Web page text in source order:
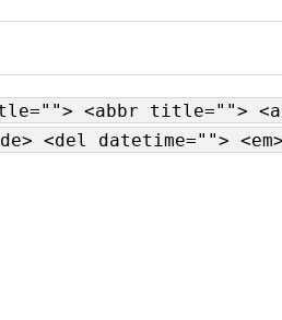
<abbr title="">
<del datetime="">